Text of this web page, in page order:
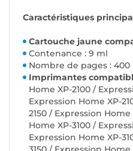
Caractéristiques
Cartouche jaune
Contenance : 9 ml
Nombre de pages : 400
Imprimantes
Home XP-2100 /
Expression Home XP-
2150 / Expression Home
Home XP-3100 /
Expression Home XP-